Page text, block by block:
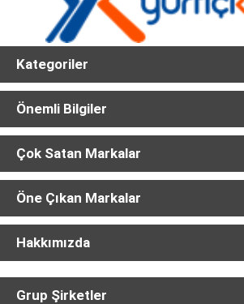
Kategoriler
Önemli Bilgiler
Çok Satan Markalar
Öne Çıkan Markalar
Hakkımızda
Grup Şirketler